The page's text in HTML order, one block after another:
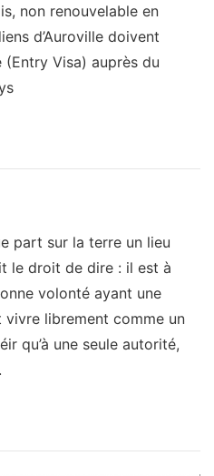
non renouvelable en
d’Auroville doivent
(Entry Visa) auprès du
part sur la terre un lieu
le droit de dire : il est à
volonté ayant une
librement comme un
qu’à une seule autorité,